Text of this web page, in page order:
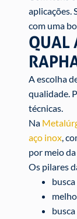
aplicações.
com uma
QUAL
A escolha
qualidade.
técnicas.
Na
aço inox,
por meio
Os pilares